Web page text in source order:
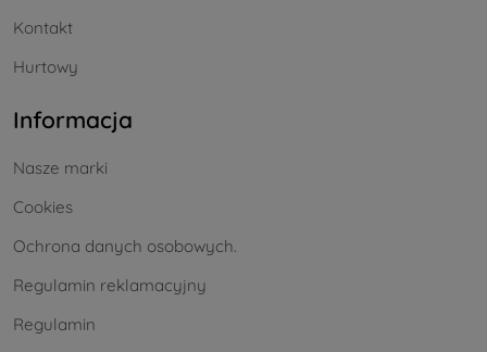
Kontakt
Hurtowy
Informacja
Nasze marki
Cookies
Ochrona danych osobowych.
Regulamin reklamacyjny
Regulamin